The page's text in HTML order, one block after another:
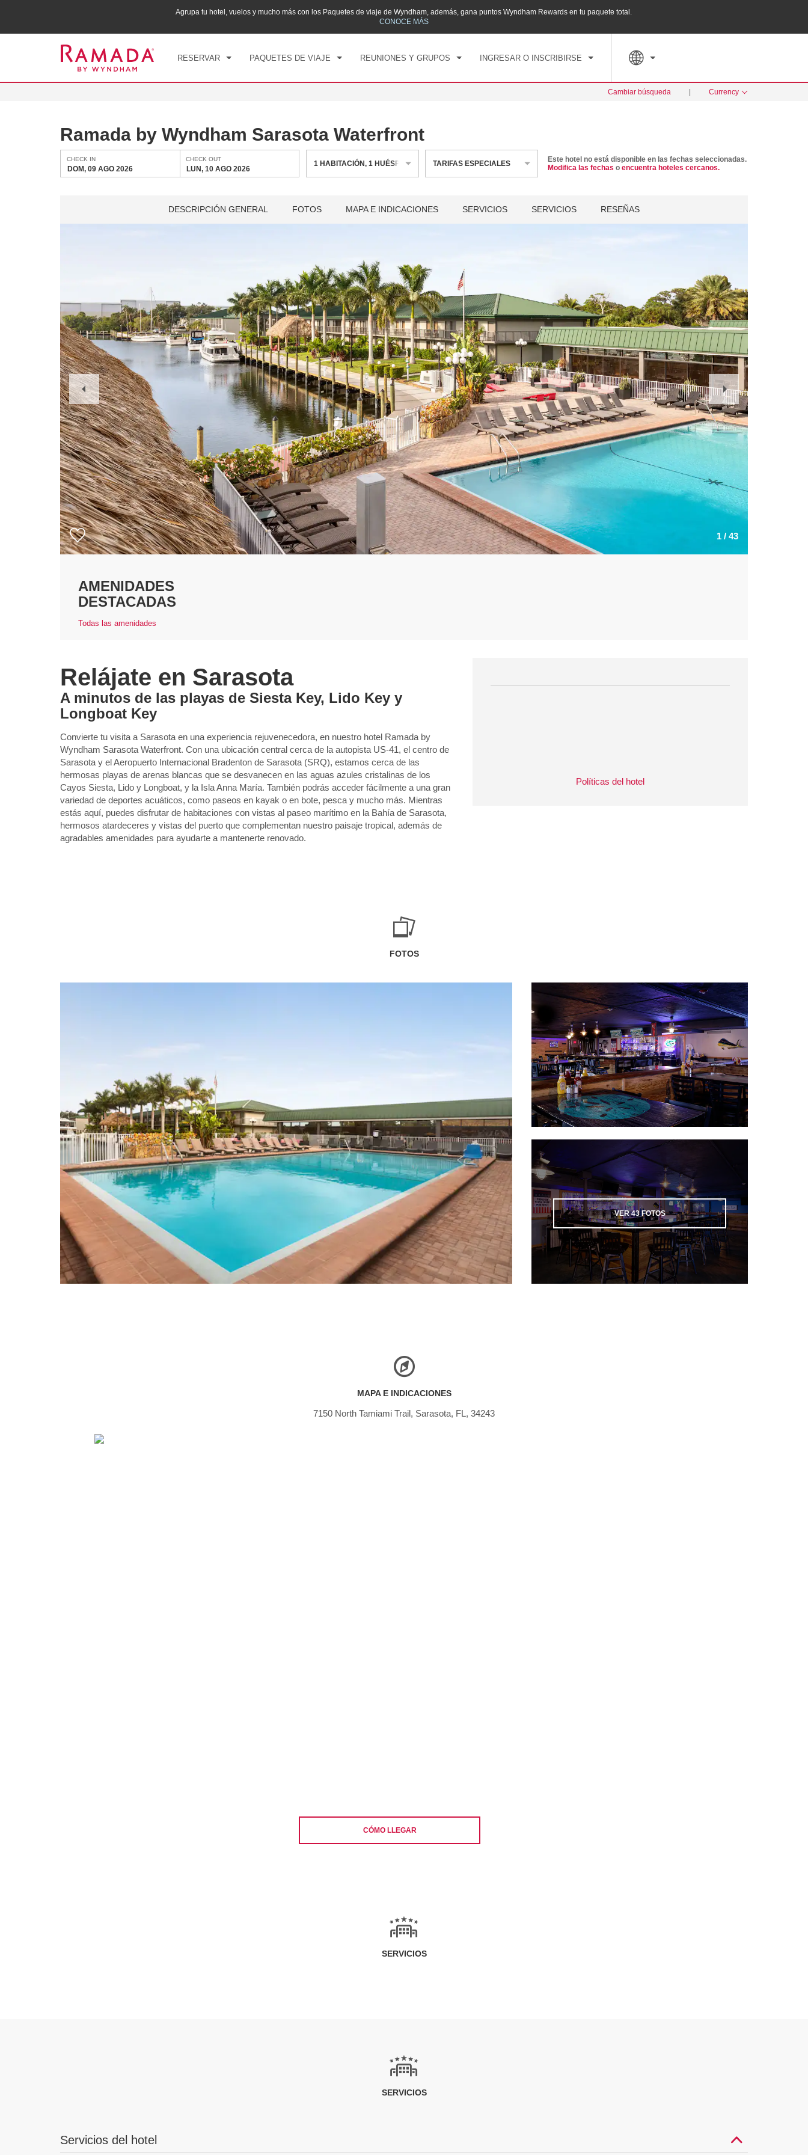
Agrupa tu hotel, vuelos y mucho más con los Paquetes de viaje de Wyndham, además, gana puntos Wyndham Rewards en tu paquete total.
CONOCE MÁS
RESERVAR PAQUETES DE VIAJE REUNIONES Y GRUPOS INGRESAR O INSCRIBIRSE
CHECK IN CHECK OUT
LUN, 10 AGO 2026
Cambiar búsqueda Currency
Ramada by Wyndham Sarasota Waterfront
CHECK IN
DOM, 09 AGO 2026
CHECK OUT
LUN, 10 AGO 2026
1 HABITACIÓN,1 HUÉSPED TARIFAS ESPECIALES
Este hotel no está disponible en las fechas seleccionadas.
Modifica las fechas o encuentra hoteles cercanos.
DESCRIPCIÓN GENERAL FOTOS MAPA E INDICACIONES SERVICIOS SERVICIOS RESEÑAS
1 / 43
Previous
Slide
Next
Slide
AMENIDADES
DESTACADAS
Todas las amenidades
Políticas del hotel
Relájate en Sarasota
A minutos de las playas de Siesta Key, Lido Key y
Longboat Key
Convierte tu visita a Sarasota en una experiencia rejuvenecedora, en nuestro hotel Ramada by
Wyndham Sarasota Waterfront. Con una ubicación central cerca de la autopista US-41, el centro de
Sarasota y el Aeropuerto Internacional Bradenton de Sarasota (SRQ), estamos cerca de las
hermosas playas de arenas blancas que se desvanecen en las aguas azules cristalinas de los
Cayos Siesta, Lido y Longboat, y la Isla Anna María. También podrás acceder fácilmente a una gran
variedad de deportes acuáticos, como paseos en kayak o en bote, pesca y mucho más. Mientras
estás aquí, puedes disfrutar de habitaciones con vistas al paseo marítimo en la Bahía de Sarasota,
hermosos atardeceres y vistas del puerto que complementan nuestro paisaje tropical, además de
agradables amenidades para ayudarte a mantenerte renovado.
FOTOS
VER43FOTOS
MAPA E INDICACIONES
7150 North Tamiami Trail, Sarasota, FL, 34243
CÓMO LLEGAR
SERVICIOS
SERVICIOS
Servicios del hotel